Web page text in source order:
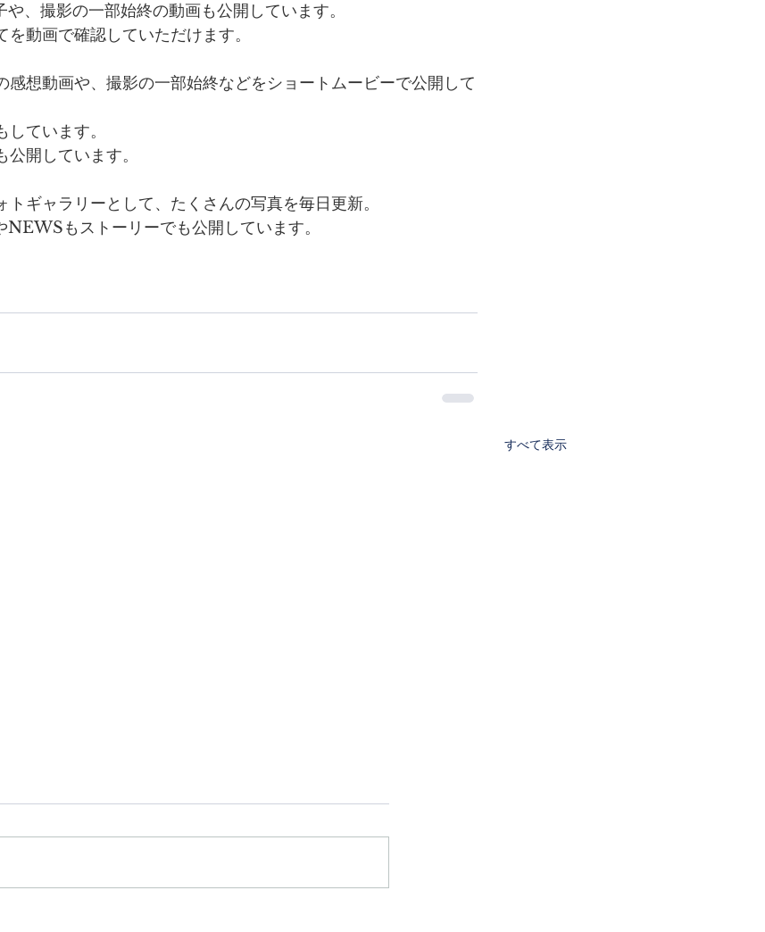
、撮影の一部始終の動画も公開しています。
動画で確認していただけます。
感想動画や、撮影の一部始終などをショートムービーで公開して
ています。
開しています。
ギャラリーとして、たくさんの写真を毎日更新。
もストーリーでも公開しています。
すべて表示